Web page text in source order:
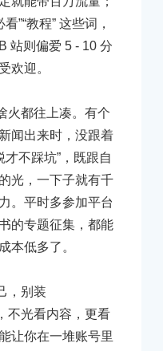
”“教程” 这些词，
站则偏爱 5 - 10 分
欢迎。
火都往上凑。有个
闻出来时，没跟着
不踩坑”，既跟自
光，一下子就有千
。平时多参加平台
的专题征集，都能
本低多了。
，别装
不光看内容，更看
让你在一堆账号里